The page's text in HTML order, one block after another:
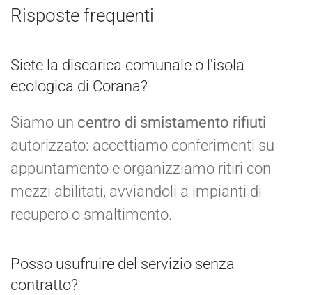
Risposte frequenti
Siete la discarica comunale o l'isola
ecologica di Corana?
Siamo un centro di smistamento rifiuti
autorizzato: accettiamo conferimenti su
appuntamento e organizziamo ritiri con
mezzi abilitati, avviandoli a impianti di
recupero o smaltimento.
Posso usufruire del servizio senza
contratto?